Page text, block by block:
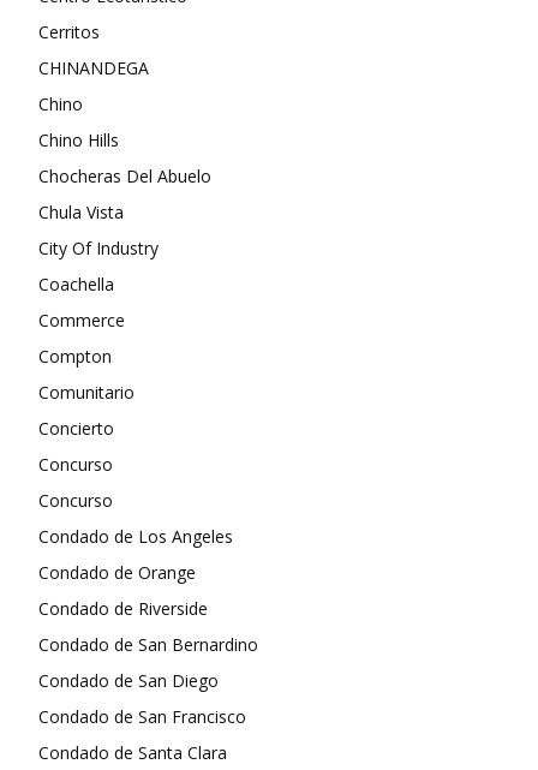
Cerritos
CHINANDEGA
Chino
Chino Hills
Chocheras Del Abuelo
Chula Vista
City Of Industry
Coachella
Commerce
Compton
Comunitario
Concierto
Concurso
Concurso
Condado de Los Angeles
Condado de Orange
Condado de Riverside
Condado de San Bernardino
Condado de San Diego
Condado de San Francisco
Condado de Santa Clara